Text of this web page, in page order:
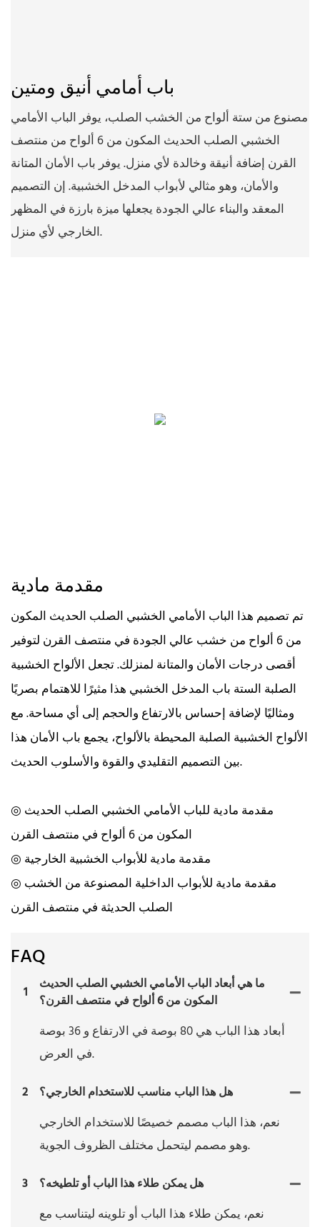
باب أمامي أنيق ومتين
مصنوع من ستة ألواح من الخشب الصلب، يوفر الباب الأمامي
الخشبي الصلب الحديث المكون من 6 ألواح من منتصف
القرن إضافة أنيقة وخالدة لأي منزل. يوفر باب الأمان المتانة
والأمان، وهو مثالي لأبواب المدخل الخشبية. إن التصميم
المعقد والبناء عالي الجودة يجعلها ميزة بارزة في المظهر
الخارجي لأي منزل.
مقدمة مادية
تم تصميم هذا الباب الأمامي الخشبي الصلب الحديث المكون
من 6 ألواح من خشب عالي الجودة في منتصف القرن لتوفير
أقصى درجات الأمان والمتانة لمنزلك. تجعل الألواح الخشبية
الصلبة الستة باب المدخل الخشبي هذا مثيرًا للاهتمام بصريًا
ومثاليًا لإضافة إحساس بالارتفاع والحجم إلى أي مساحة. مع
الألواح الخشبية الصلبة المحيطة بالألواح، يجمع باب الأمان هذا
بين التصميم التقليدي والقوة والأسلوب الحديث.
◎ مقدمة مادية للباب الأمامي الخشبي الصلب الحديث
◎ مقدمة مادية للأبواب الخشبية الخارجية
◎ مقدمة مادية للأبواب الداخلية المصنوعة من الخشب
الصلب الحديثة في منتصف القرن
FAQ
1
ما هي أبعاد الباب الأمامي الخشبي الصلب الحديث
المكون من 6 ألواح في منتصف القرن؟
أبعاد هذا الباب هي 80 بوصة في الارتفاع و 36 بوصة
في العرض.
2 هل هذا الباب مناسب للاستخدام الخارجي؟
نعم، هذا الباب مصمم خصيصًا للاستخدام الخارجي
وهو مصمم ليتحمل مختلف الظروف الجوية.
3 هل يمكن طلاء هذا الباب أو تلطيخه؟
نعم، يمكن طلاء هذا الباب أو تلوينه ليتناسب مع